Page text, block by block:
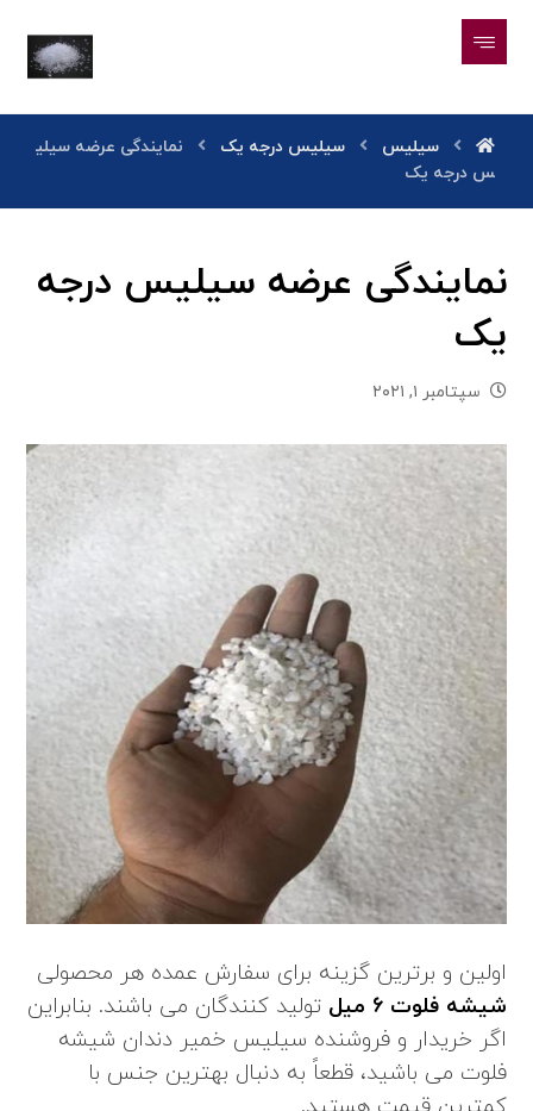
سیلیس سیلیس درجه یک
نمایندگی عرضه سیلی
س درجه یک
نمایندگی عرضه سیلیس درجه
یک
سپتامبر ۱, ۲۰۲۱
اولین و برترین گزینه برای سفارش عمده هر محصولی
شیشه فلوت 6 میل
تولید کنندگان می باشند. بنابراین
اگر خریدار و فروشنده سیلیس خمیر دندان شیشه
فلوت می باشید، قطعاً به دنبال بهترین جنس با